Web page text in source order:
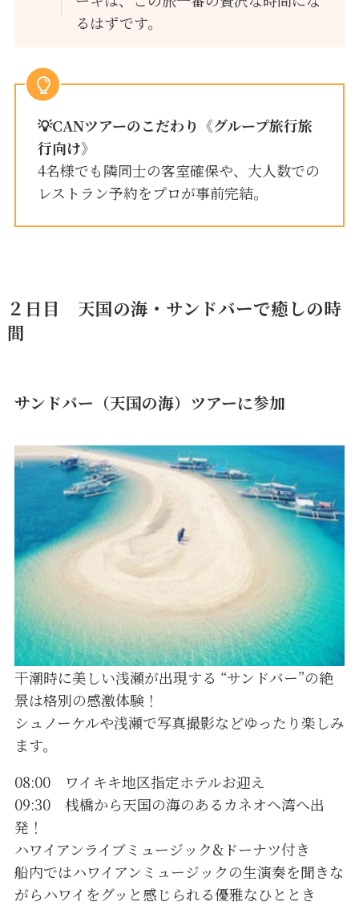
るはずです。
💡CANツアーのこだわり 《グループ旅行旅
行向け》
4名様でも隣同士の客室確保や、大人数での
レストラン予約をプロが事前完結。
２日目 天国の海・サンドバーで癒しの時
間
サンドバー（天国の海）ツアーに参加
干潮時に美しい浅瀬が出現する “サンドバー”の絶
景は格別の感激体験！
シュノーケルや浅瀬で写真撮影などゆったり楽しみ
ます。
08:00 ワイキキ地区指定ホテルお迎え
09:30 桟橋から天国の海のあるカネオヘ湾へ出
発！
ハワイアンライブミュージック&ドーナツ付き
船内ではハワイアンミュージックの生演奏を聞きな
がらハワイをグッと感じられる優雅なひととき